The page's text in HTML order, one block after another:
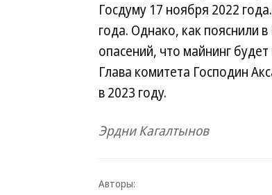
Госдуму 17 ноября 2022
года. Однако, как пояснили
опасений, что майнинг
Глава комитета Господин
в 2023 году.
Эрдни Кагалтынов
Авторы: